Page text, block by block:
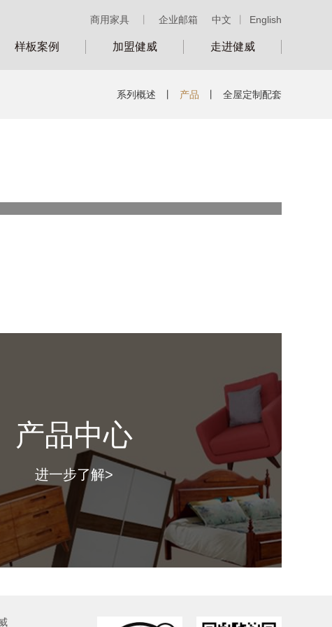
中文 English
商用家具 企业邮箱
样板案例 加盟健威 走进健威
系列概述 产品 全屋定制配套
站图片仅供参考，具体款式以门店上样实物为准。）
产品中心
进一步了解>